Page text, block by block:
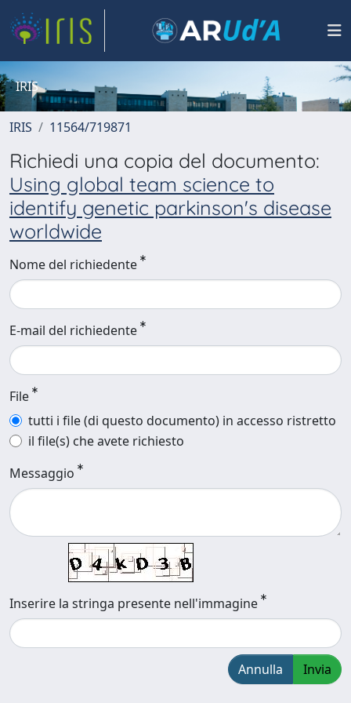
IRIS
IRIS 11564/719871
Richiedi una copia del documento:
Using global team science to
identify genetic parkinson's disease
worldwide
Nome del richiedente
E-mail del richiedente
File
tutti i file (di questo documento) in accesso ristretto
il file(s) che avete richiesto
Messaggio
Inserire la stringa presente nell'immagine
Annulla Invia